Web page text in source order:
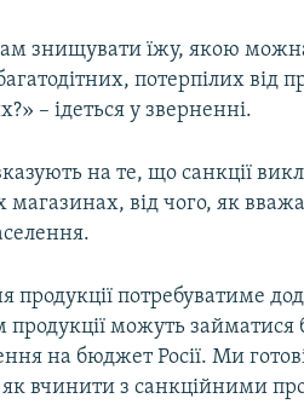
знищувати їжу, якою можна
потерпілих від
– ідеться у зверненні.
на те, що санкції
магазинах, від чого, як
потребуватиме
продукції можуть займатися
на бюджет Росії. Ми
вчинити з санкційними